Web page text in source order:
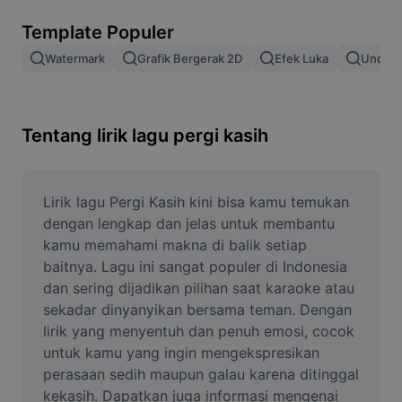
Gabung gambar
Ubah Ukuran Gambar
Pembuat Meme
AI Text Remover
AI People Remover
AI Inpainting
Face Cutout
Template Populer
Watermark Grafik Bergerak 2D Efek Luka Unduh
Tentang lirik lagu pergi kasih
Lirik lagu Pergi Kasih kini bisa kamu temukan
dengan lengkap dan jelas untuk membantu
kamu memahami makna di balik setiap
baitnya. Lagu ini sangat populer di Indonesia
dan sering dijadikan pilihan saat karaoke atau
sekadar dinyanyikan bersama teman. Dengan
lirik yang menyentuh dan penuh emosi, cocok
untuk kamu yang ingin mengekspresikan
perasaan sedih maupun galau karena ditinggal
kekasih. Dapatkan juga informasi mengenai